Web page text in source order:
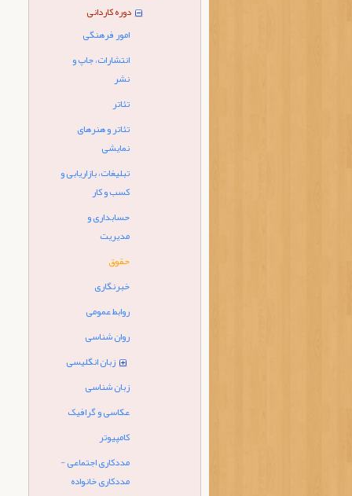
دوره کاردانی
امور فرهنگی
انتشارات، جاپ و
نشر
تئاتر
تئاتر و هنرهای
نمایشی
تبلیغات، بازاریابی و
کسب و کار
حسابداری و
مدیریت
حقوق
خبرنگاری
روابط عمومی
روان شناسی
زبان انگلیسی
زبان شناسی
عکاسی و گرافیک
کامپیوتر
مددکاری اجتماعی -
مددکاری خانواده